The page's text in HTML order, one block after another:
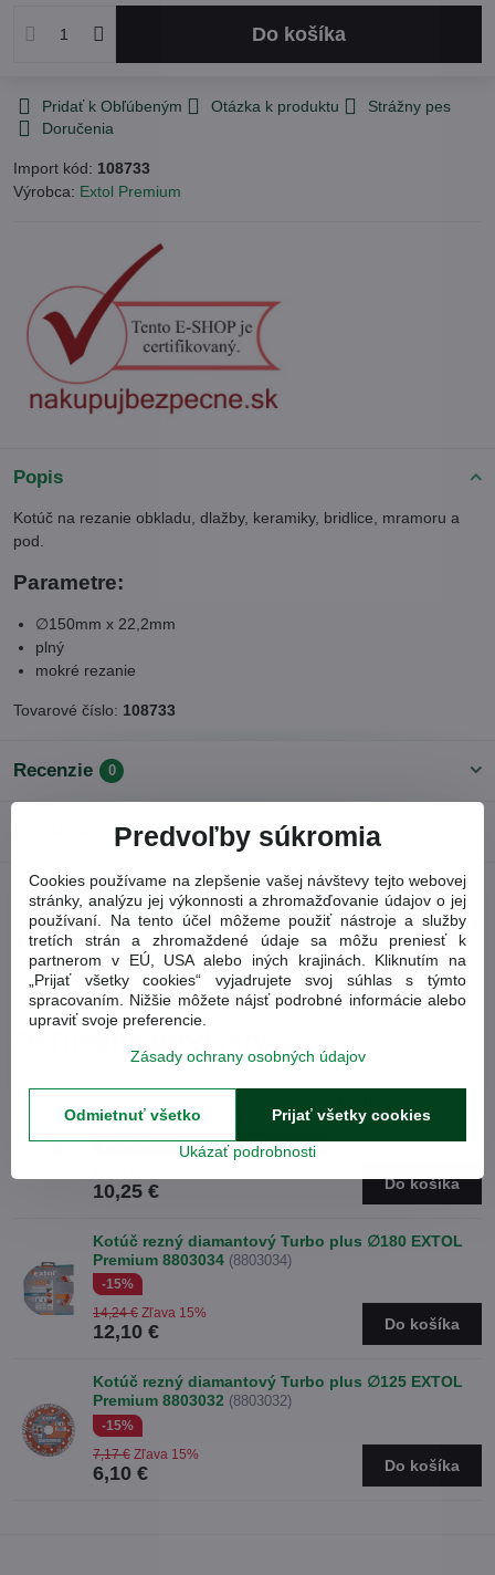
Do košíka
Pridať k Obľúbeným Otázka k produktu
Strážny pes
Doručenia
Import kód: 108733
Výrobca: Extol Premium
Popis
Kotúč na rezanie obkladu, dlažby, keramiky, bridlice, mramoru a
pod.
Parametre:
∅150mm x 22,2mm
plný
mokré rezanie
Tovarové číslo: 108733
Recenzie 0
FacebookTwitter BlueskyPinterestRedditLinkedInWhatsApp
E-
mail
Predchádzajúci
produkt
Nasledujúci produkt
segmentový 108913
(108913)
Momentálne NEDOSTUPNÉ! -1%
10,25 € Do košíka
Kotúč rezný diamantový Turbo plus ∅180 EXTOL
Premium 8803034 (8803034)
-15%
12,10 €
14,24 € Zľava 15%
Do košíka
Kotúč rezný diamantový Turbo plus ∅125 EXTOL
Premium 8803032 (8803032)
-15%
6,10 €
7,17 € Zľava 15%
Do košíka
Predvoľby súkromia
Cookies používame na zlepšenie vašej návštevy tejto webovej
stránky, analýzu jej výkonnosti a zhromažďovanie údajov o jej
používaní. Na tento účel môžeme použiť nástroje a služby
tretích strán a zhromaždené údaje sa môžu preniesť k
partnerom v EÚ, USA alebo iných krajinách. Kliknutím na
„Prijať všetky cookies“ vyjadrujete svoj súhlas s týmto
spracovaním. Nižšie môžete nájsť podrobné informácie alebo
upraviť svoje preferencie.
Zásady ochrany osobných údajov
Ukázať podrobnosti
Prijať všetky cookies
Odmietnuť všetko